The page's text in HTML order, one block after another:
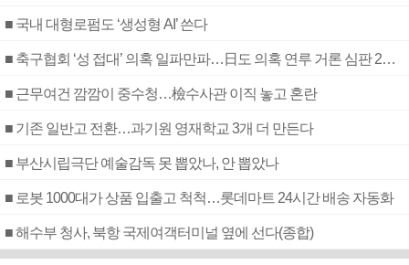
■ 국내 대형로펌도 ‘생성형 AI’ 쓴다
■ 축구협회 ‘성 접대’ 의혹 일파만파…日도 의혹 연루 거론 심판 2명 조사
■ 근무여건 깜깜이 중수청…檢수사관 이직 놓고 혼란
■ 기존 일반고 전환…과기원 영재학교 3개 더 만든다
■ 부산시립극단 예술감독 못 뽑았나, 안 뽑았나
■ 로봇 1000대가 상품 입출고 척척…롯데마트 24시간 배송 자동화
■ 해수부 청사, 북항 국제여객터미널 옆에 선다(종합)